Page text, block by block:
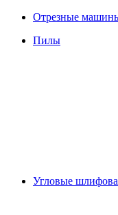
Отрезные
Пилы
Угловые